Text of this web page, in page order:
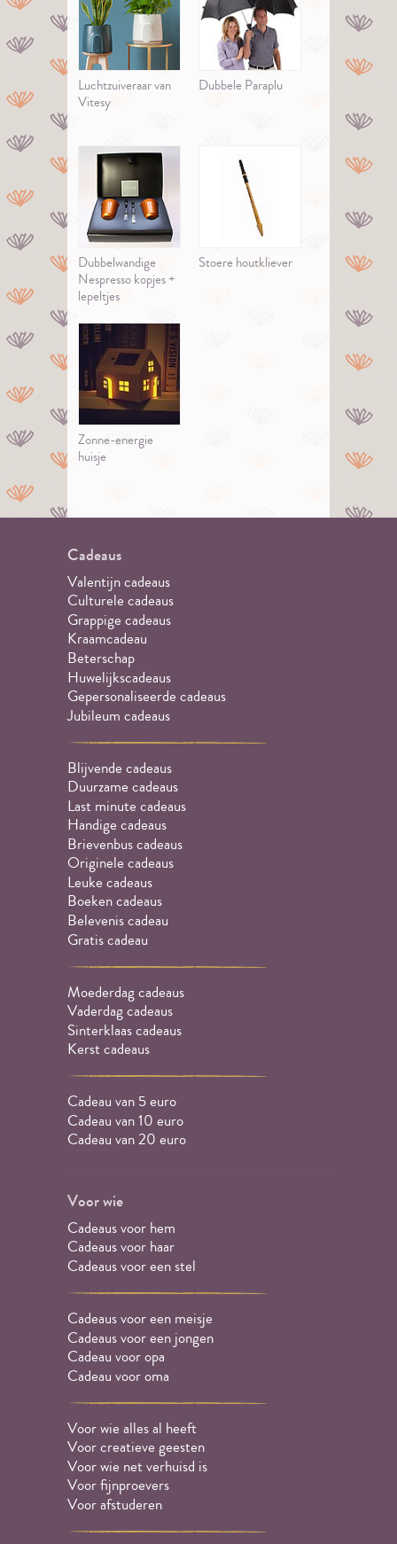
Luchtzuiveraar van
Vitesy
Dubbele Paraplu
Dubbelwandige
Nespresso kopjes +
lepeltjes
Stoere houtkliever
Zonne-energie
huisje
Cadeaus
Valentijn cadeaus
Culturele cadeaus
Grappige cadeaus
Kraamcadeau
Beterschap
Huwelijkscadeaus
Gepersonaliseerde cadeaus
Jubileum cadeaus
Blijvende cadeaus
Duurzame cadeaus
Last minute cadeaus
Handige cadeaus
Brievenbus cadeaus
Originele cadeaus
Leuke cadeaus
Boeken cadeaus
Belevenis cadeau
Gratis cadeau
Moederdag cadeaus
Vaderdag cadeaus
Sinterklaas cadeaus
Kerst cadeaus
Cadeau van 5 euro
Cadeau van 10 euro
Cadeau van 20 euro
Voor wie
Cadeaus voor hem
Cadeaus voor haar
Cadeaus voor een stel
Cadeaus voor een meisje
Cadeaus voor een jongen
Cadeau voor opa
Cadeau voor oma
Voor wie alles al heeft
Voor creatieve geesten
Voor wie net verhuisd is
Voor fijnproevers
Voor afstuderen